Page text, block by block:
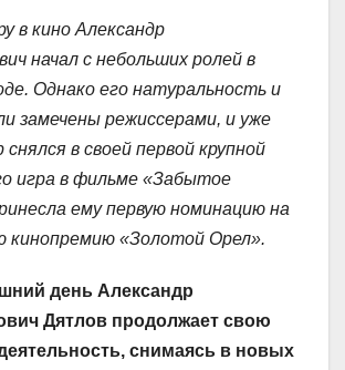
в кино Александр
начал с небольших ролей в
Однако его натуральность и
замечены режиссерами, и уже
снялся в своей первой крупной
игра в фильме «Забытое
ему первую номинацию на
кинопремию «Золотой Орел».
день Александр
Дятлов продолжает свою
снимаясь в новых